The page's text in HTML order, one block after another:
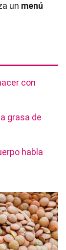
un menú
con
grasa de
habla